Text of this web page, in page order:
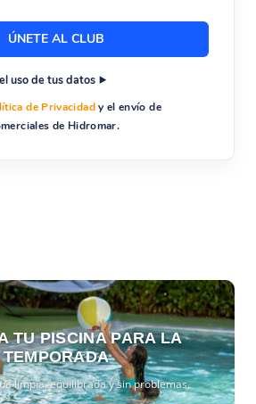
uso de tus datos
de Privacidady el envío de
de Hidromar.
TU PISCINA PARA LA
TEMPORADA
limpia, equilibrada y sin problemas.